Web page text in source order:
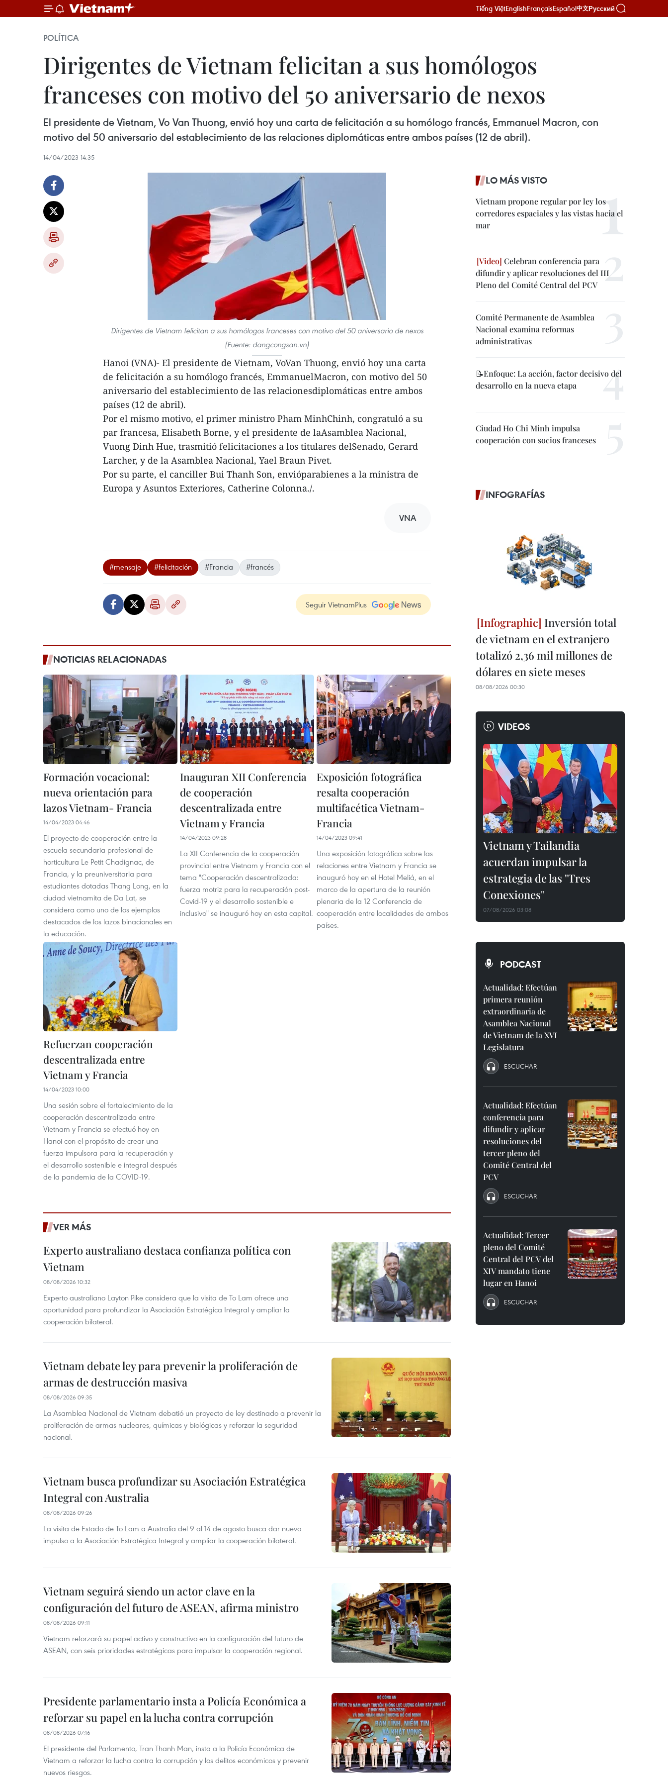
Tiếng ViệtEnglishFrançaisEspañol中文Русский
POLÍTICA
Dirigentes de Vietnam felicitan a sus homólogos
franceses con motivo del 50 aniversario de nexos
El presidente de Vietnam, Vo Van Thuong, envió hoy una carta de felicitación a su homólogo francés, Emmanuel Macron, con
motivo del 50 aniversario del establecimiento de las relaciones diplomáticas entre ambos países (12 de abril).
14/04/2023 14:35
Dirigentes de Vietnam felicitan a sus homólogos franceses con motivo del 50 aniversario de nexos
(Fuente: dangcongsan.vn)
Hanoi (VNA)- El presidente de Vietnam, VoVan Thuong, envió hoy una carta
de felicitación a su homólogo francés, EmmanuelMacron, con motivo del 50
aniversario del establecimiento de las relacionesdiplomáticas entre ambos
países (12 de abril).
Por el mismo motivo, el primer ministro Pham MinhChinh, congratuló a su
par francesa, Elisabeth Borne, y el presidente de laAsamblea Nacional,
Vuong Dinh Hue, trasmitió felicitaciones a los titulares delSenado, Gerard
Larcher, y de la Asamblea Nacional, Yael Braun Pivet.
Por su parte, el canciller Bui Thanh Son, envióparabienes a la ministra de
Europa y Asuntos Exteriores, Catherine Colonna./.
VNA
#mensaje #felicitación #Francia #francés
Seguir VietnamPlus
NOTICIAS RELACIONADAS
Formación vocacional:
nueva orientación para
lazos Vietnam- Francia
14/04/2023 04:46
El proyecto de cooperación entre la
escuela secundaria profesional de
horticultura Le Petit Chadignac, de
Francia, y la preuniversitaria para
estudiantes dotadas Thang Long, en la
ciudad vietnamita de Da Lat, se
considera como uno de los ejemplos
destacados de los lazos binacionales en
la educación.
Inauguran XII Conferencia
de cooperación
descentralizada entre
Vietnam y Francia
14/04/2023 09:28
La XII Conferencia de la cooperación
provincial entre Vietnam y Francia con el
tema "Cooperación descentralizada:
fuerza motriz para la recuperación post-
Covid-19 y el desarrollo sostenible e
inclusivo" se inauguró hoy en esta capital.
Exposición fotográfica
resalta cooperación
multifacética Vietnam-
Francia
14/04/2023 09:41
Una exposición fotográfica sobre las
relaciones entre Vietnam y Francia se
inauguró hoy en el Hotel Meliá, en el
marco de la apertura de la reunión
plenaria de la 12 Conferencia de
cooperación entre localidades de ambos
países.
Refuerzan cooperación
descentralizada entre
Vietnam y Francia
14/04/2023 10:00
Una sesión sobre el fortalecimiento de la
cooperación descentralizada entre
Vietnam y Francia se efectuó hoy en
Hanoi con el propósito de crear una
fuerza impulsora para la recuperación y
el desarrollo sostenible e integral después
de la pandemia de la COVID-19.
VER MÁS
Experto australiano destaca confianza política con
Vietnam
08/08/2026 10:32
Experto australiano Layton Pike considera que la visita de To Lam ofrece una
oportunidad para profundizar la Asociación Estratégica Integral y ampliar la
cooperación bilateral.
Vietnam debate ley para prevenir la proliferación de
armas de destrucción masiva
08/08/2026 09:35
La Asamblea Nacional de Vietnam debatió un proyecto de ley destinado a prevenir la
proliferación de armas nucleares, químicas y biológicas y reforzar la seguridad
nacional.
Vietnam busca profundizar su Asociación Estratégica
Integral con Australia
08/08/2026 09:26
La visita de Estado de To Lam a Australia del 9 al 14 de agosto busca dar nuevo
impulso a la Asociación Estratégica Integral y ampliar la cooperación bilateral.
Vietnam seguirá siendo un actor clave en la
configuración del futuro de ASEAN, afirma ministro
08/08/2026 09:11
Vietnam reforzará su papel activo y constructivo en la configuración del futuro de
ASEAN, con seis prioridades estratégicas para impulsar la cooperación regional.
Presidente parlamentario insta a Policía Económica a
reforzar su papel en la lucha contra corrupción
08/08/2026 07:16
El presidente del Parlamento, Tran Thanh Man, insta a la Policía Económica de
Vietnam a reforzar la lucha contra la corrupción y los delitos económicos y prevenir
nuevos riesgos.
LO MÁS VISTO
Vietnam propone regular por ley los
corredores espaciales y las vistas hacia el
mar
Celebran conferencia para
difundir y aplicar resoluciones del III
Pleno del Comité Central del PCV
Comité Permanente de Asamblea
Nacional examina reformas
administrativas
📝Enfoque: La acción, factor decisivo del
desarrollo en la nueva etapa
Ciudad Ho Chi Minh impulsa
cooperación con socios franceses
INFOGRAFÍAS
Inversión total
de vietnam en el extranjero
totalizó 2,36 mil millones de
dólares en siete meses
08/08/2026 00:30
VIDEOS
Vietnam y Tailandia
acuerdan impulsar la
estrategia de las "Tres
Conexiones"
07/08/2026 03:08
PODCAST
Actualidad: Efectúan
primera reunión
extraordinaria de
Asamblea Nacional
de Vietnam de la XVI
Legislatura
ESCUCHAR
Actualidad: Efectúan
conferencia para
difundir y aplicar
resoluciones del
tercer pleno del
Comité Central del
PCV
ESCUCHAR
Actualidad: Tercer
pleno del Comité
Central del PCV del
XIV mandato tiene
lugar en Hanoi
ESCUCHAR